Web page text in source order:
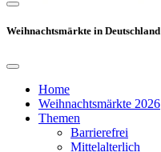
Weihnachtsmärkte in Deutschland
Home
Weihnachtsmärkte 2026
Themen
Barrierefrei
Mittelalterlich